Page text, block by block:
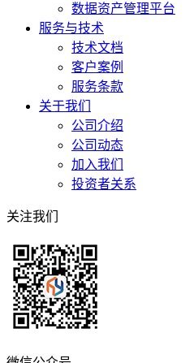
数据资产管理平台
服务与技术
技术文档
客户案例
服务条款
关于我们
公司介绍
公司动态
加入我们
投资者关系
关注我们